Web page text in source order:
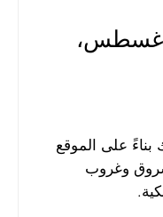
أغسطس،
على الموقع
شروق وغروب